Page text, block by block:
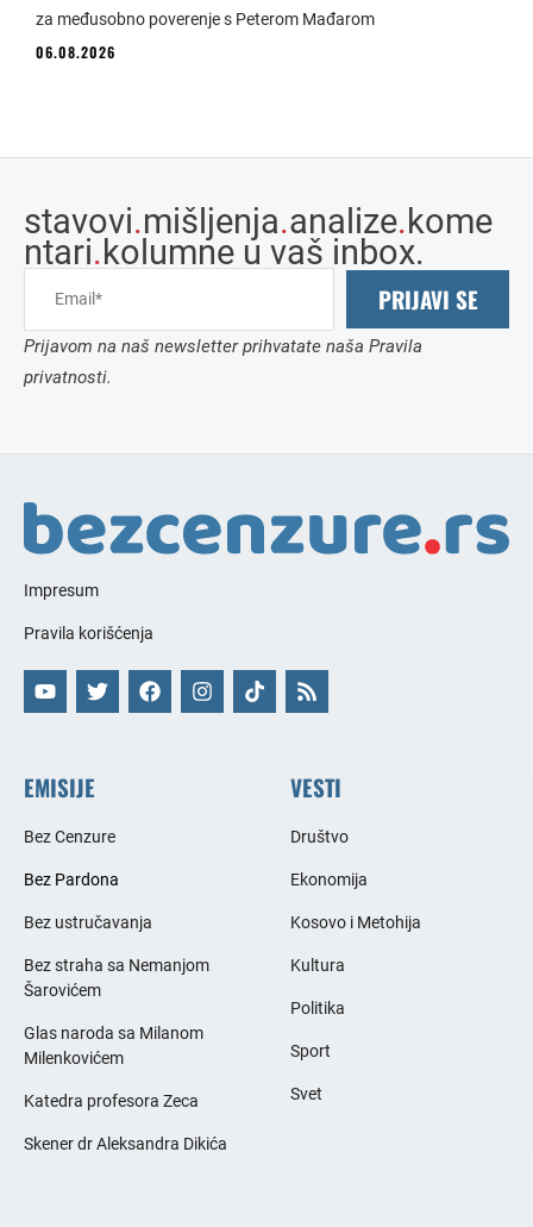
za međusobno poverenje s Peterom Mađarom
06.08.2026
stavovi.mišljenja.analize.kome
ntari.kolumne u vaš inbox.
PRIJAVI SE
Prijavom na naš newsletter prihvatate naša Pravila
privatnosti.
Impresum
Pravila korišćenja
EMISIJE
Bez Cenzure
Bez Pardona
Bez ustručavanja
Bez straha sa Nemanjom
Šarovićem
Glas naroda sa Milanom
Milenkovićem
Katedra profesora Zeca
Skener dr Aleksandra Dikića
VESTI
Društvo
Ekonomija
Kosovo i Metohija
Kultura
Politika
Sport
Svet